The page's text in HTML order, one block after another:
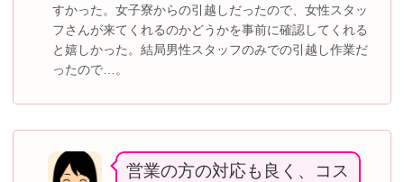
すかった。女子寮からの引越しだったので、女性スタッ
フさんが来てくれるのかどうかを事前に確認してくれる
と嬉しかった。結局男性スタッフのみでの引越し作業だ
ったので…。
営業の方の対応も良く、コス